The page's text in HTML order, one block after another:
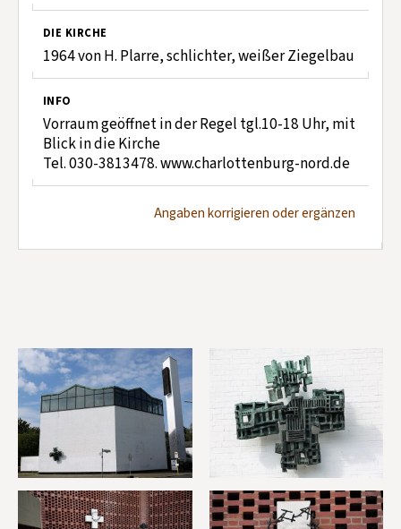
DIE KIRCHE
1964 von H. Plarre, schlichter, weißer Ziegelbau
INFO
Vorraum geöffnet in der Regel tgl.10-18 Uhr, mit
Blick in die Kirche
Tel. 030-3813478. www.charlottenburg-nord.de
Angaben korrigieren oder ergänzen